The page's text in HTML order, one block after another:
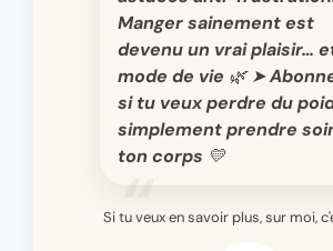
Manger sainement est
devenu un vrai plaisir…
mode de vie 🌿 ➤
si tu veux perdre du
simplement prendre
ton corps 💛
Si tu veux en savoir plus, sur moi,